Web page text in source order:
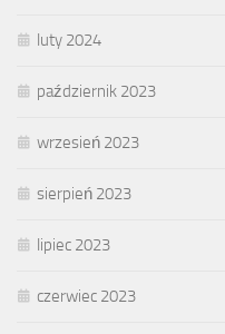
luty 2024
październik 2023
wrzesień 2023
sierpień 2023
lipiec 2023
czerwiec 2023